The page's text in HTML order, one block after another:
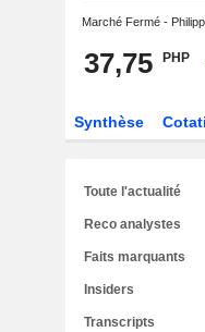
Marché Fermé -
37,75 PHP
Synthèse
Toute l'actualité
Reco analystes
Faits marquants
Insiders
Transcripts